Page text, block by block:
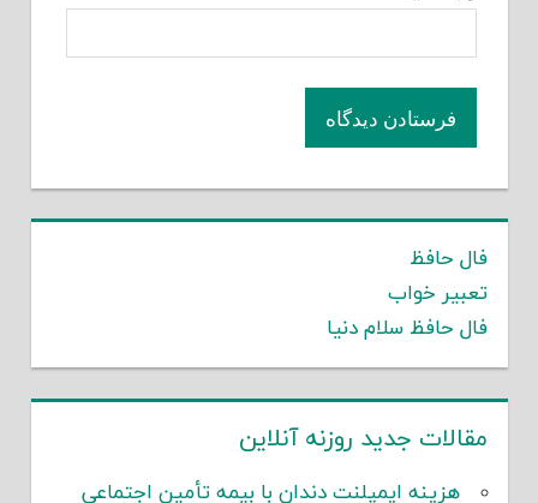
فال حافظ
تعبیر خواب
فال حافظ سلام دنیا
مقالات جدید روزنه آنلاین
هزینه ایمپلنت دندان با بیمه تأمین اجتماعی